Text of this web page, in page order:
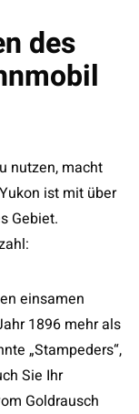
des
nutzen, macht
ist mit über
Gebiet.
einsamen
1896 mehr als
„Stampeders“,
Sie Ihr
Goldrausch